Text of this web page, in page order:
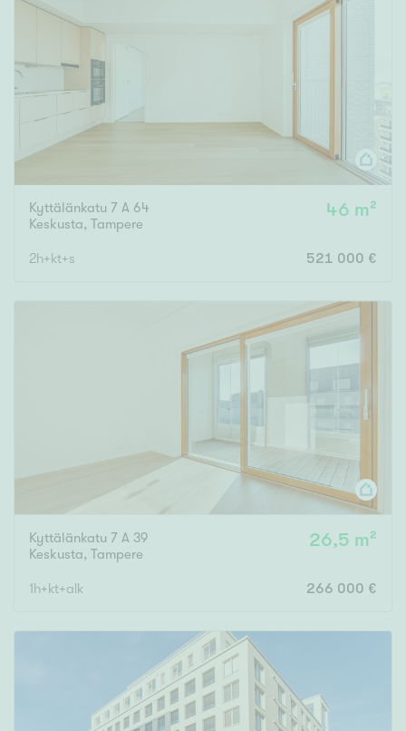
Kyttälänkatu 7 A 64
Keskusta, Tampere
46 m²
2h+kt+s 521 000 €
Kyttälänkatu 7 A 39
Keskusta, Tampere
26,5 m²
1h+kt+alk 266 000 €